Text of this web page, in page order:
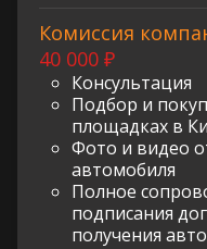
Комиссия
40 000 ₽
Консультация
Подбор и
площадках в
Фото и видео
автомобиля
Полное
подписания
получения